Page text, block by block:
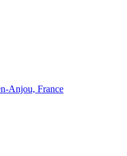
Anjou, France